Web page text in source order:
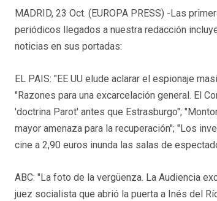
MADRID, 23 Oct. (EUROPA PRESS) -Las
periódicos llegados a nuestra redacción
noticias en sus portadas:
EL PAIS: "EE UU elude aclarar el espionaje
"Razones para una excarcelación general. El
'doctrina Parot' antes que Estrasburgo";
mayor amenaza para la recuperación"; "Los
cine a 2,90 euros inunda las salas de
ABC: "La foto de la vergüenza. La Audiencia
juez socialista que abrió la puerta a Inés del